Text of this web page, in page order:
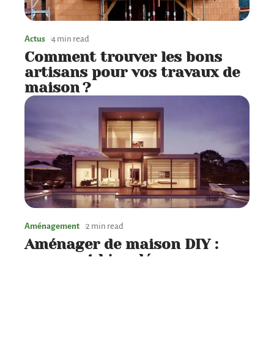
Actus 4 min read
Comment trouver les bons
artisans pour vos travaux de
maison ?
Aménagement 2 min read
Aménager de maison DIY :
comment bien décorer sa